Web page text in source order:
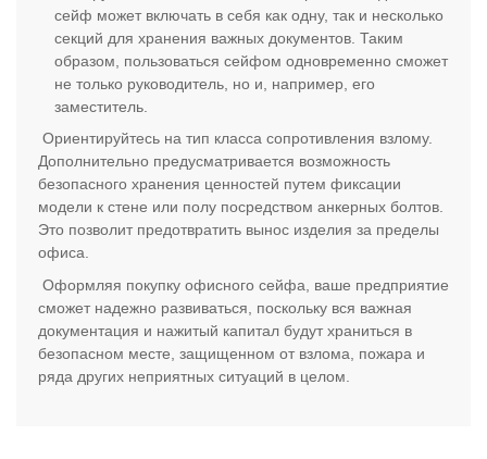
сейф может включать в себя как одну, так и несколько
секций для хранения важных документов. Таким
образом, пользоваться сейфом одновременно сможет
не только руководитель, но и, например, его
заместитель.
Ориентируйтесь на тип класса сопротивления взлому.
Дополнительно предусматривается возможность
безопасного хранения ценностей путем фиксации
модели к стене или полу посредством анкерных болтов.
Это позволит предотвратить вынос изделия за пределы
офиса.
Оформляя покупку офисного сейфа, ваше предприятие
сможет надежно развиваться, поскольку вся важная
документация и нажитый капитал будут храниться в
безопасном месте, защищенном от взлома, пожара и
ряда других неприятных ситуаций в целом.